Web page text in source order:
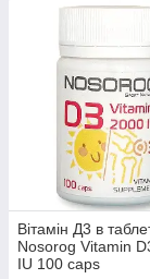
Вітамін Д3 в
Nosorog Vitamin
IU 100 caps